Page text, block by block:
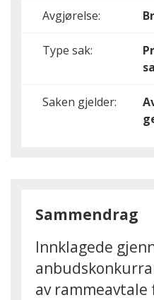
Avgjørelse:
Type sak:
Saken gjelder:
Sammendrag
Innklagede
av rammeavtale